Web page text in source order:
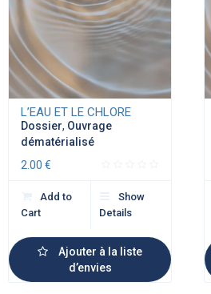
L’EAU ET LE CHLORE
Dossier, Ouvrage
dématérialisé
2.00€
Add to
Cart
Show
Details
Ajouter à la liste
d’envies